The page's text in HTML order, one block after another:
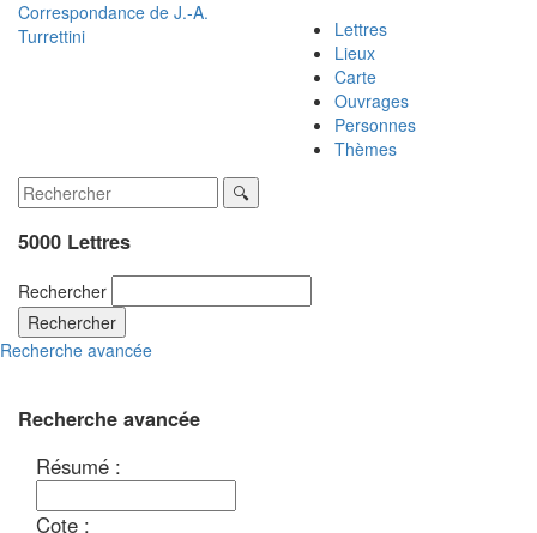
Correspondance de J.-A.
Turrettini
Lettres
Lieux
Carte
Ouvrages
Personnes
Thèmes
5000 Lettres
Rechercher
Rechercher
Recherche avancée
Recherche avancée
Résumé :
Cote :